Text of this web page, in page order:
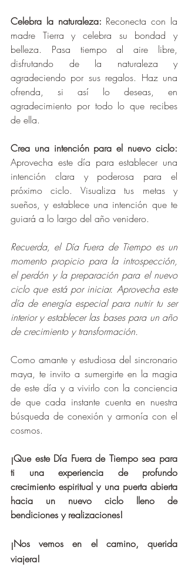
Celebra la naturaleza: Reconecta con la
madre Tierra y celebra su bondad y
belleza. Pasa tiempo al aire libre,
disfrutando de la naturaleza y
agradeciendo por sus regalos. Haz una
ofrenda, si así lo deseas, en
agradecimiento por todo lo que recibes
de ella.
Aprovecha este día para establecer una
intención clara y poderosa para el
próximo ciclo. Visualiza tus metas y
sueños, y establece una intención que te
guiará a lo largo del año venidero.
Recuerda, el Día Fuera de Tiempo es un
momento propicio para la introspección,
el perdón y la preparación para el nuevo
ciclo que está por iniciar. Aprovecha este
día de energía especial para nutrir tu ser
interior y establecer las bases para un año
de crecimiento y transformación.
Como amante y estudiosa del sincronario
maya, te invito a sumergirte en la magia
de este día y a vivirlo con la conciencia
de que cada instante cuenta en nuestra
búsqueda de conexión y armonía con el
cosmos.
¡Que este Día Fuera de Tiempo sea para
ti una experiencia de profundo
crecimiento espiritual y una puerta abierta
hacia un nuevo ciclo lleno de
bendiciones y realizaciones!
¡Nos vemos en el camino, querida
viajera!